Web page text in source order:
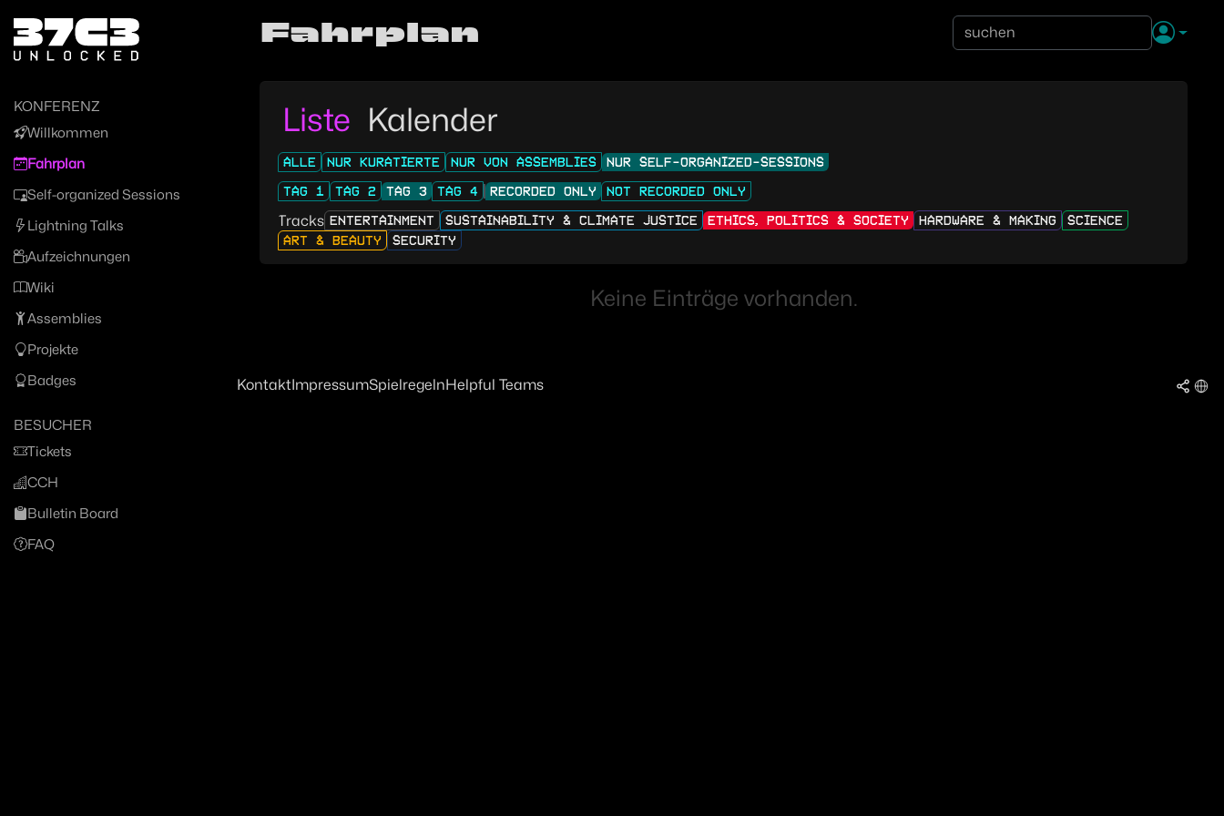
Zum Inhalt
Zum Footer
KONFERENZ
Willkommen
Fahrplan
Self-organized Sessions
Lightning Talks
Aufzeichnungen
Wiki
Assemblies
Projekte
Badges
BESUCHER
Tickets
CCH
Bulletin Board
FAQ
Fahrplan
Liste Kalender
ALLE NUR KURATIERTE NUR VON ASSEMBLIES
NUR SELF-ORGANIZED-SESSIONS
TAG 1
TAG 2 TAG 3 TAG 4 RECORDED ONLY NOT RECORDED ONLY
Tracks ENTERTAINMENT SUSTAINABILITY & CLIMATE JUSTICE ETHICS, POLITICS & SOCIETY HARDWARE & MAKING
SCIENCE
ART & BEAUTY
SECURITY
Keine Einträge vorhanden.
KontaktImpressumSpielregelnHelpful Teams